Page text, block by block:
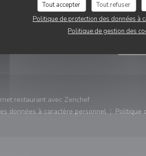
Tout accepter Tout refuser
Politique de protection des données à
Politique de gestion des
restaurant avec Zenchef((ouvre une
données à caractère personnel
((ouvre une nouvelle fenêtre))
Politique